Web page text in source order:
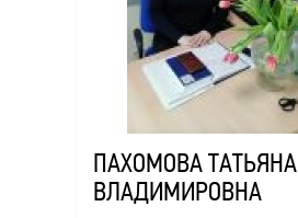
ПАХОМОВА ТАТЬЯНА
ВЛАДИМИРОВНА